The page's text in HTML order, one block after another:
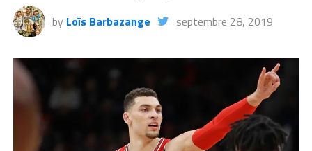
by Loïs Barbazange septembre 28, 2019